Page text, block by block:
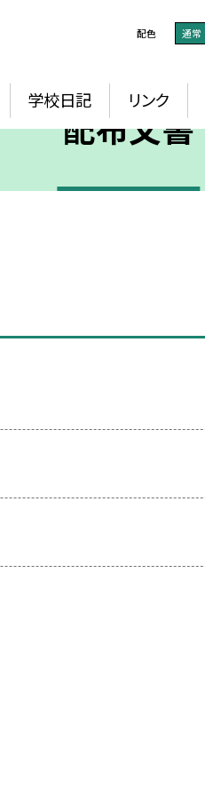
配色 通常
学校日記 リンク
配布文書